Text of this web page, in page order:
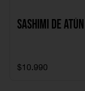
Sashimi de Atún
$10.990